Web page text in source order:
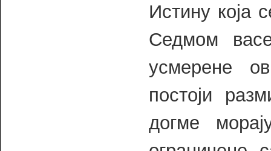
Истину која
Седмом
усмерене
постоји
догме